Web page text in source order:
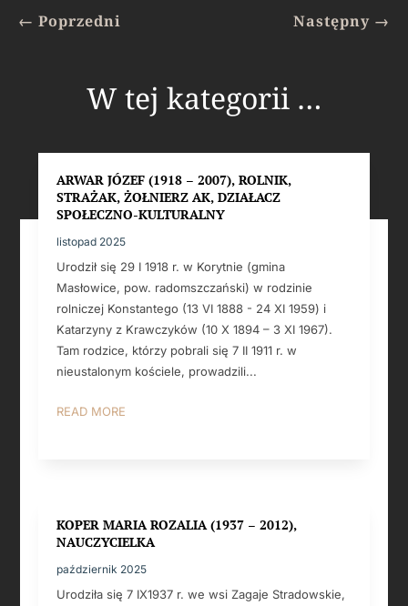
← Poprzedni Następny →
W tej kategorii …
ARWAR JÓZEF (1918 – 2007), ROLNIK,
STRAŻAK, ŻOŁNIERZ AK, DZIAŁACZ
SPOŁECZNO-KULTURALNY
listopad 2025
Urodził się 29 I 1918 r. w Korytnie (gmina
Masłowice, pow. radomszczański) w rodzinie
rolniczej Konstantego (13 VI 1888 - 24 XI 1959) i
Katarzyny z Krawczyków (10 X 1894 – 3 XI 1967).
Tam rodzice, którzy pobrali się 7 II 1911 r. w
nieustalonym kościele, prowadzili...
READ MORE
KOPER MARIA ROZALIA (1937 – 2012),
NAUCZYCIELKA
październik 2025
Urodziła się 7 IX1937 r. we wsi Zagaje Stradowskie,